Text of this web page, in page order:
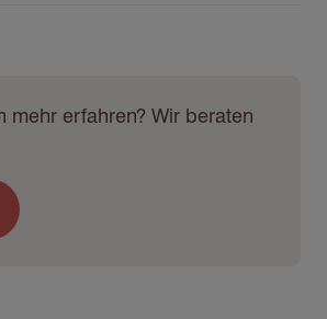
mehr erfahren? Wir beraten